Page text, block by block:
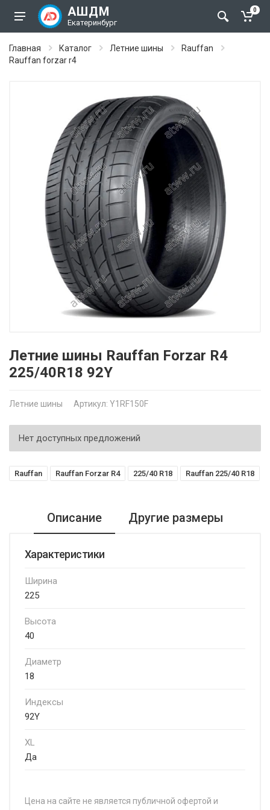
АШДМ
Екатеринбург
0
Главная Каталог Летние шины
Rauffan
Rauffan forzar r4
Летние шины Rauffan Forzar R4
225/40R18 92Y
Летние шины Артикул: Y1RF150F
Нет доступных предложений
Rauffan Rauffan Forzar R4 225/40 R18 Rauffan 225/40 R18
Описание Другие размеры
Характеристики
Ширина
225
Высота
40
Диаметр
18
Индексы
92Y
XL
Да
Цена на сайте не является публичной офертой и